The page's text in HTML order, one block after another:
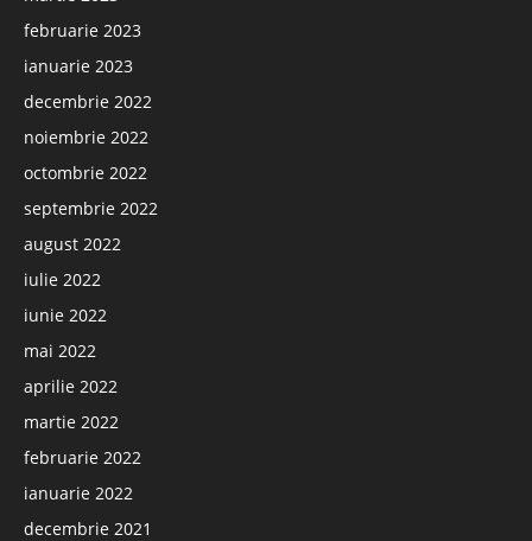
februarie 2023
ianuarie 2023
decembrie 2022
noiembrie 2022
octombrie 2022
septembrie 2022
august 2022
iulie 2022
iunie 2022
mai 2022
aprilie 2022
martie 2022
februarie 2022
ianuarie 2022
decembrie 2021